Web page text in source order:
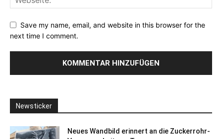
Save my name, email, and website in this browser for the
next time I comment.
Newsticker
Neues Wandbild erinnert an die Zuckerrohr-